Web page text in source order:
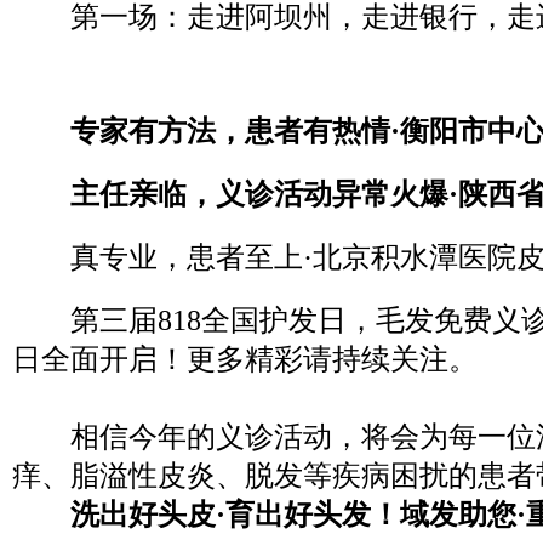
第一场：走进阿坝州，走进银行，走
专家有方法，患者有热情·衡阳市中
主任亲临，义诊活动异常火爆·陕西
真专业，患者至上·北京积水潭医院
第三届818全国护发日，毛发免费义诊
日全面开启！更多精彩请持续关注。
相信今年的义诊活动，将会为每一位
痒、脂溢性皮炎、脱发等疾病困扰的患
洗出好头皮·育出好头发！域发助您·